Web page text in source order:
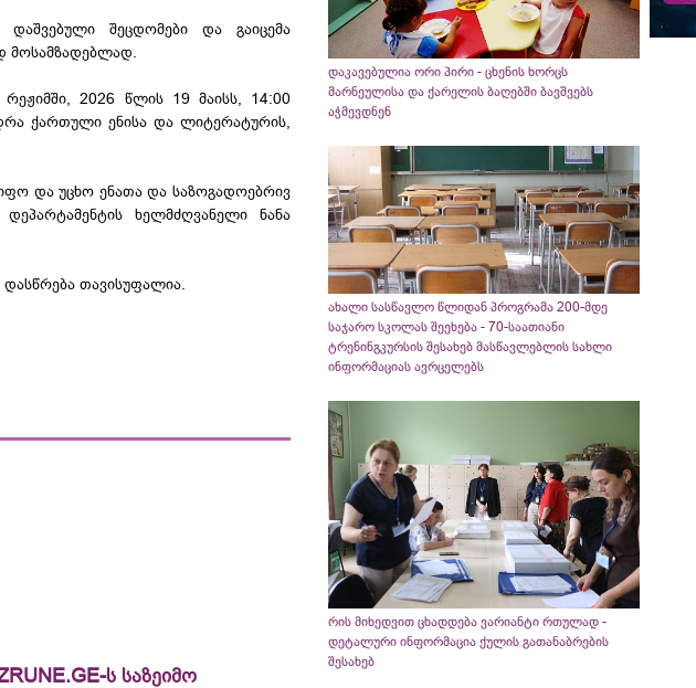
შეცდომები და გაიცემა
მოსამზადებლად.
2026 წლის 19 მაისს, 14:00
ქართული ენისა და ლიტერატურის,
და უცხო ენათა და საზოგადოებრივ
დეპარტამენტის ხელმძღვანელი ნანა
თავისუფალია.
ს საზეიმო
დაკავებულია ორი პირი - ცხენის ხორცს
მარნეულისა და ქარელის ბაღებში ბავშვებს
აჭმევდნენ
ახალი სასწავლო წლიდან პროგრამა 200-მდე
საჯარო სკოლას შეეხება - 70-საათიანი
ტრენინგკურსის შესახებ მასწავლებლის სახლი
ინფორმაციას ავრცელებს
რის მიხედვით ცხადდება ვარიანტი რთულად -
დეტალური ინფორმაცია ქულის გათანაბრების
შესახებ